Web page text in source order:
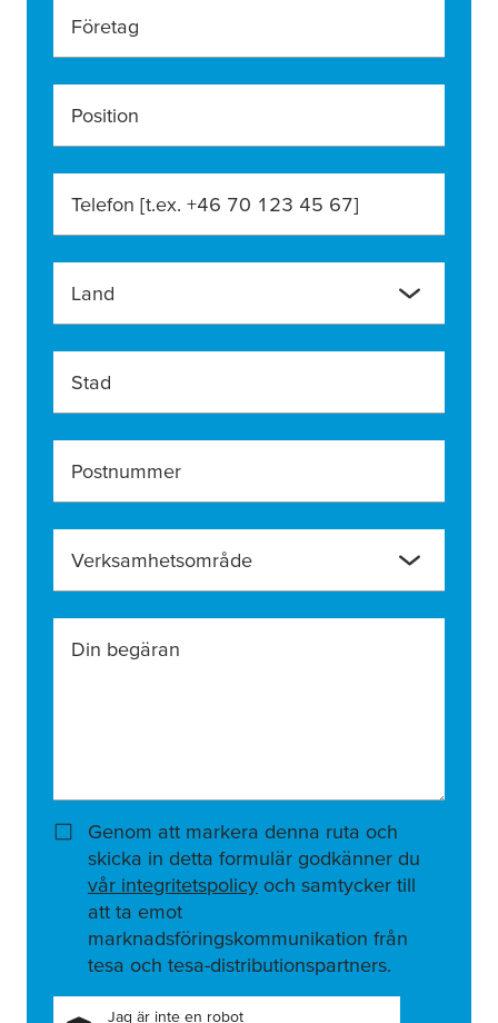
Företag
Position
Telefon [t.ex. +46 70 123 45 67]
Land
Stad
Postnummer
Verksamhetsområde
Din begäran
Genom att markera denna ruta och
skicka in detta formulär godkänner du
vår integritetspolicy och samtycker till
att ta emot
marknadsföringskommunikation från
tesa och tesa-distributionspartners.
Jag är inte en robot